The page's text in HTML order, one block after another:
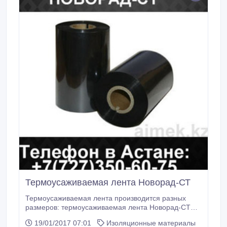
Термоусаживаемая лента Новорад-СТ
Термоусаживаемая лента производится разных
размеров: термоусаживаемая лента Новорад-СТ
19/01/2017 07:01
Изоляционные материалы